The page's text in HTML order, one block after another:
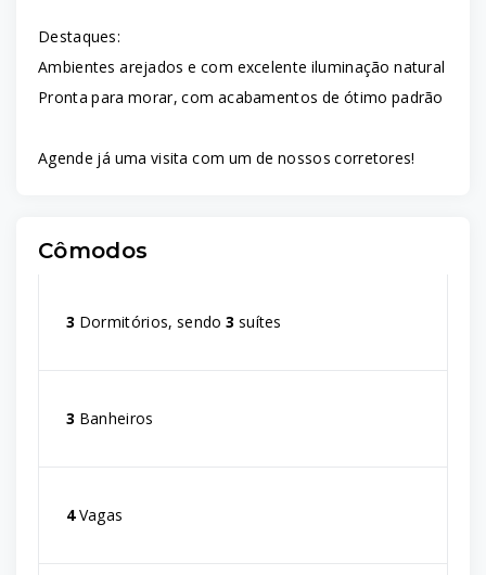
Destaques:
Ambientes arejados e com excelente iluminação natural
Pronta para morar, com acabamentos de ótimo padrão
Agende já uma visita com um de nossos corretores!
Cômodos
3 Dormitórios, sendo3 suítes
3 Banheiros
4Vagas